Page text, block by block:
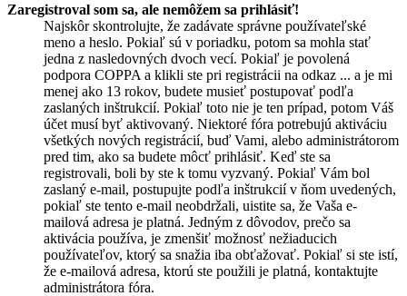
Zaregistroval som sa, ale nemôžem sa prihlásiť!
Najskôr skontrolujte, že zadávate správne používateľské
meno a heslo. Pokiaľ sú v poriadku, potom sa mohla stať
jedna z nasledovných dvoch vecí. Pokiaľ je povolená
podpora COPPA a klikli ste pri registrácii na odkaz ... a je mi
menej ako 13 rokov, budete musieť postupovať podľa
zaslaných inštrukcií. Pokiaľ toto nie je ten prípad, potom Váš
účet musí byť aktivovaný. Niektoré fóra potrebujú aktiváciu
všetkých nových registrácií, buď Vami, alebo administrátorom
pred tim, ako sa budete môcť prihlásiť. Keď ste sa
registrovali, boli by ste k tomu vyzvaný. Pokiaľ Vám bol
zaslaný e-mail, postupujte podľa inštrukcií v ňom uvedených,
pokiaľ ste tento e-mail neobdržali, uistite sa, že Vaša e-
mailová adresa je platná. Jedným z dôvodov, prečo sa
aktivácia používa, je zmenšiť možnosť nežiaducich
používateľov, ktorý sa snažia iba obťažovať. Pokiaľ si ste istí,
že e-mailová adresa, ktorú ste použili je platná, kontaktujte
administrátora fóra.